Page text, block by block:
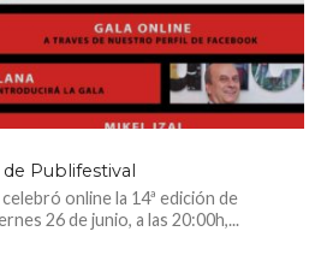
de Publifestival
online la 14ª edición de
26 de junio, a las 20:00h,...